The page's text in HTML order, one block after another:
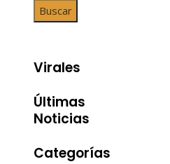
Virales
Últimas
Noticias
Categorías